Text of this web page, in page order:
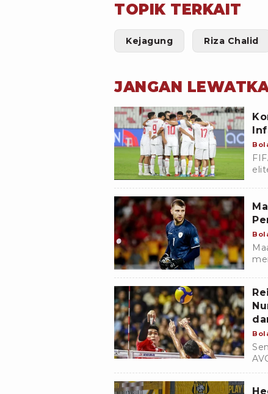
TOPIK TERKAIT
Kejagung Riza Chalid
JANGAN